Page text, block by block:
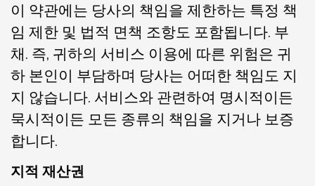
이 약관에는 당사의 책임을 제한하는 특정 책
임 제한 및 법적 면책 조항도 포함됩니다. 부
채. 즉, 귀하의 서비스 이용에 따른 위험은 귀
하 본인이 부담하며 당사는 어떠한 책임도 지
지 않습니다. 서비스와 관련하여 명시적이든
묵시적이든 모든 종류의 책임을 지거나 보증
합니다.
지적 재산권